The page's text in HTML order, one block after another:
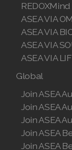
REDOXMind
ASEA VIA
ASEA VIA
ASEA VIA
ASEA VIA
Global
Join ASEA
Join ASEA
Join ASEA
Join ASEA
Join ASEA
Join ASEA
Join ASEA Taiwan (
Join ASEA Thailand (
Join ASEA United
Join ASEA United
Join ASEA United